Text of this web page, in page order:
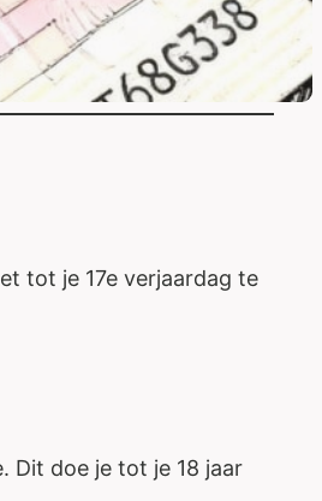
tot je 17e verjaardag te
Dit doe je tot je 18 jaar